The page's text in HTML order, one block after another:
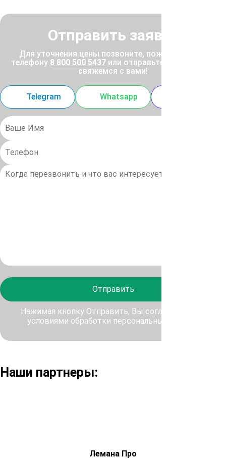
Отправить заявку
Для уточнения цены позвоните, пожалуйста, по
телефону 8 800 500 5437 или отправьте заявку, и мы
свяжемся с вами!
Telegram Whatsapp
Отправить
Нажимая кнопку Отправить, Вы соглашаетесь с
условиями обработки персональных данных
Наши партнеры:
Лемана Про